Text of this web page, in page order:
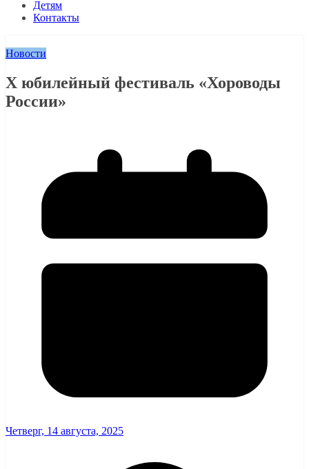
Детям
Контакты
Новости
X юбилейный фестиваль «Хороводы
России»
Четверг, 14 августа, 2025